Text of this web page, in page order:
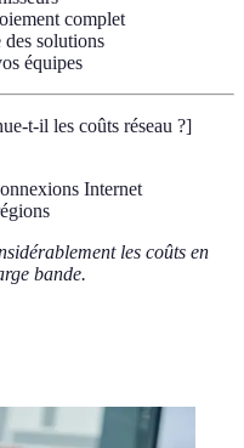
complet
solutions
équipes
t-il les coûts réseau ?]
Internet
les coûts en
bande.